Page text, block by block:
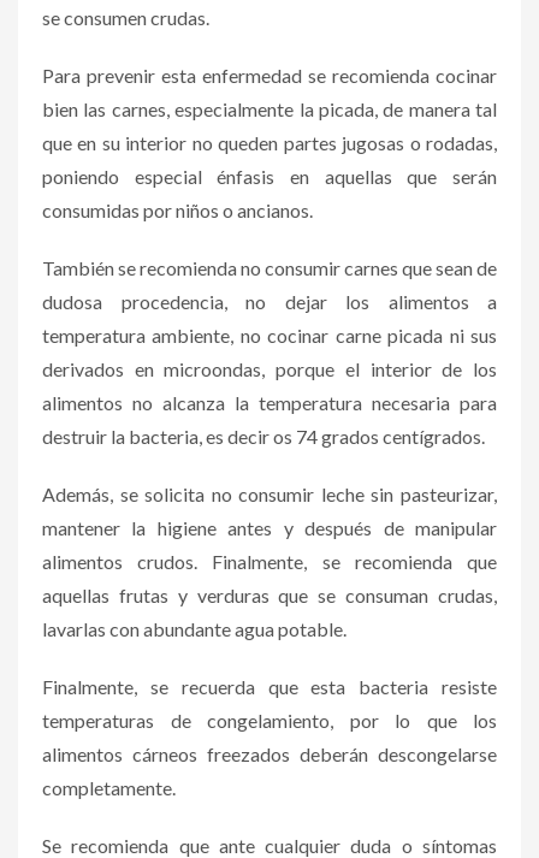
se consumen crudas.
Para prevenir esta enfermedad se recomienda cocinar
bien las carnes, especialmente la picada, de manera tal
que en su interior no queden partes jugosas o rodadas,
poniendo especial énfasis en aquellas que serán
consumidas por niños o ancianos.
También se recomienda no consumir carnes que sean de
dudosa procedencia, no dejar los alimentos a
temperatura ambiente, no cocinar carne picada ni sus
derivados en microondas, porque el interior de los
alimentos no alcanza la temperatura necesaria para
destruir la bacteria, es decir os 74 grados centígrados.
Además, se solicita no consumir leche sin pasteurizar,
mantener la higiene antes y después de manipular
alimentos crudos. Finalmente, se recomienda que
aquellas frutas y verduras que se consuman crudas,
lavarlas con abundante agua potable.
Finalmente, se recuerda que esta bacteria resiste
temperaturas de congelamiento, por lo que los
alimentos cárneos freezados deberán descongelarse
completamente.
Se recomienda que ante cualquier duda o síntomas